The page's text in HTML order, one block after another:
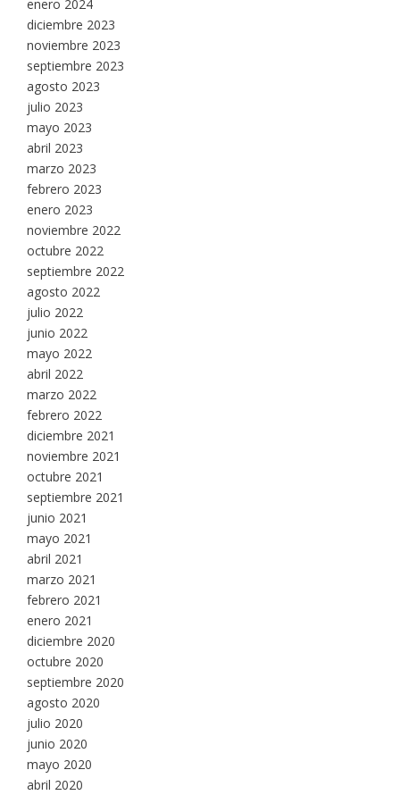
enero 2024
diciembre 2023
noviembre 2023
septiembre 2023
agosto 2023
julio 2023
mayo 2023
abril 2023
marzo 2023
febrero 2023
enero 2023
noviembre 2022
octubre 2022
septiembre 2022
agosto 2022
julio 2022
junio 2022
mayo 2022
abril 2022
marzo 2022
febrero 2022
diciembre 2021
noviembre 2021
octubre 2021
septiembre 2021
junio 2021
mayo 2021
abril 2021
marzo 2021
febrero 2021
enero 2021
diciembre 2020
octubre 2020
septiembre 2020
agosto 2020
julio 2020
junio 2020
mayo 2020
abril 2020